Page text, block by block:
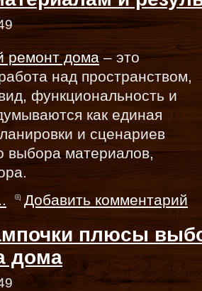
ремонт дома– это
над пространством,
функциональность и
как единая
и сценариев
выбора материалов,
Добавить комментарий
плюсы
дома